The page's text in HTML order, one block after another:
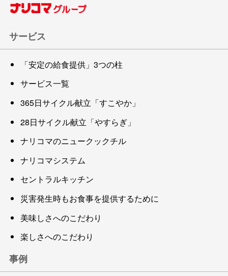
サービス
「安定の給食提供」3つの柱
サービス一覧
365日サイクル献立「すこやか」
28日サイクル献立「やすらぎ」
ナリコマのニュークックチル
ナリコマシステム
セントラルキッチン
災害発生時もお食事を提供するために
美味しさへのこだわり
楽しさへのこだわり
事例